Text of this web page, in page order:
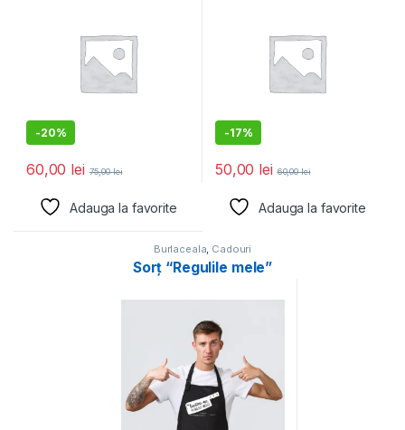
-20%
60,00 lei 75,00lei
Adauga la favorite
-17%
50,00 lei 60,00lei
Adauga la favorite
Burlaceala, Cadouri
personalizate CadouriCool,
Familie ,Gata de oferit,Pentru
iubit, Prietenie
Sorț “Regulile mele”